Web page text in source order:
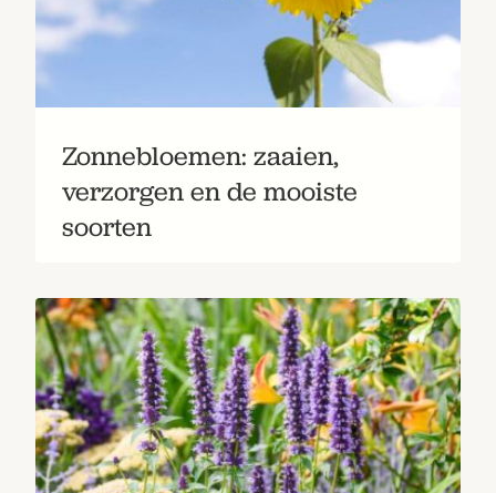
Zonnebloemen: zaaien,
verzorgen en de mooiste
soorten